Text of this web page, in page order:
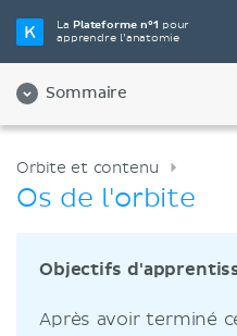
La Plateforme n°1 pour
apprendre l’anatomie
Sommaire
Orbite et contenu
Os de l'orbite
Objectifs
Après avoir terminé